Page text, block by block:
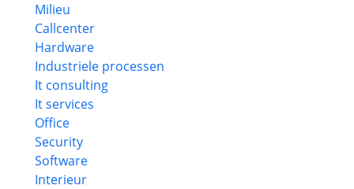
Milieu
Callcenter
Hardware
Industriele processen
It consulting
It services
Office
Security
Software
Interieur